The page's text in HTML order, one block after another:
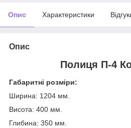
Опис Характеристики
Опис
Полиця П-4
Габаритні розміри:
Ширина: 1204 мм.
Висота: 400 мм.
Глибина: 350 мм.